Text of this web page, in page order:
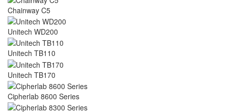
Chainway C5
Unitech WD200
Unitech TB110
Unitech TB170
Cipherlab 8600 Series